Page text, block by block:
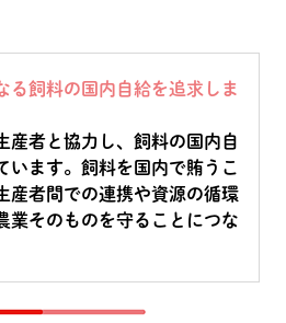
る飼料の国内自給を追求しま
産者と協力し、飼料の国内自
います。飼料を国内で賄うこ
産者間での連携や資源の循環
業そのものを守ることにつな